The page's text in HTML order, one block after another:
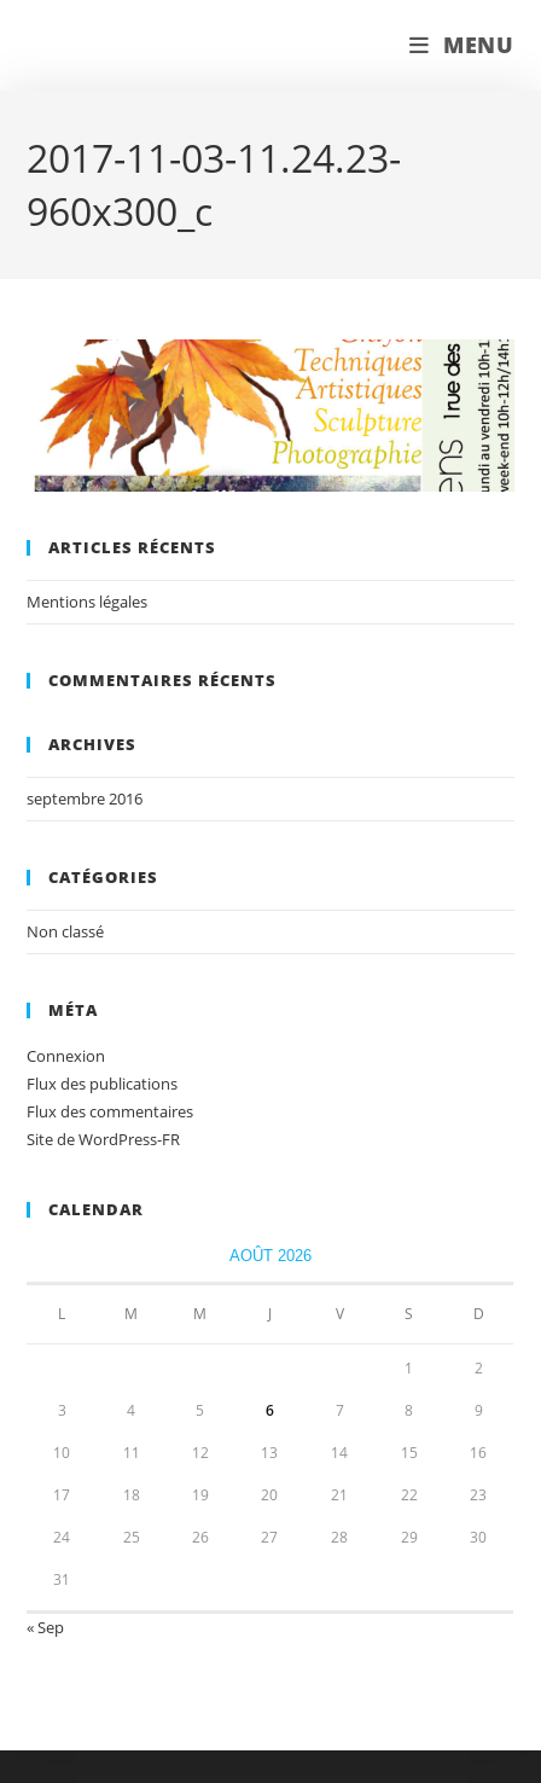
MENU
2017-11-03-11.24.23-
960x300_c
ARTICLES RÉCENTS
Mentions légales
COMMENTAIRES RÉCENTS
ARCHIVES
septembre 2016
CATÉGORIES
Non classé
MÉTA
Connexion
Flux des publications
Flux des commentaires
Site de WordPress-FR
CALENDAR
AOÛT 2026
L M M J V S D
1 2
3 4 5 6 7 8 9
10 11 12 13 14 15 16
17 18 19 20 21 22 23
24 25 26 27 28 29 30
31
« Sep